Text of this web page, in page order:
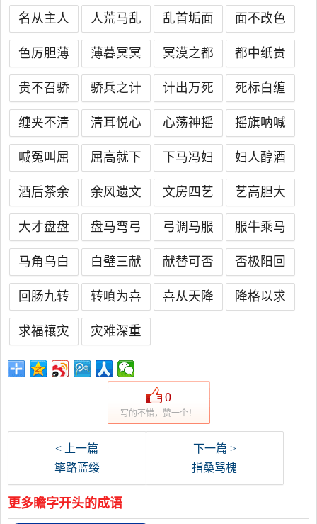
名从主人 人荒马乱 乱首垢面 面不改色
色厉胆薄 薄暮冥冥 冥漠之都 都中纸贵
贵不召骄 骄兵之计 计出万死 死标白缠
缠夹不清 清耳悦心 心荡神摇 摇旗呐喊
喊冤叫屈 屈高就下 下马冯妇 妇人醇酒
酒后茶余 余风遗文 文房四艺 艺高胆大
大才盘盘 盘马弯弓 弓调马服 服牛乘马
马角乌白 白璧三献 献替可否 否极阳回
回肠九转 转嗔为喜 喜从天降 降格以求
求福禳灾 灾难深重
0
写的不错，赞一个！
< 上一篇
筚路蓝缕
下一篇 >
指桑骂槐
更多瞻字开头的成语